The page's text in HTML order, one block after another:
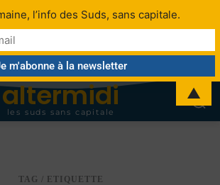
altermidi
les suds sans capitale
TAG / ETIQUETTE
l’info des Suds, sans capitale.
▲